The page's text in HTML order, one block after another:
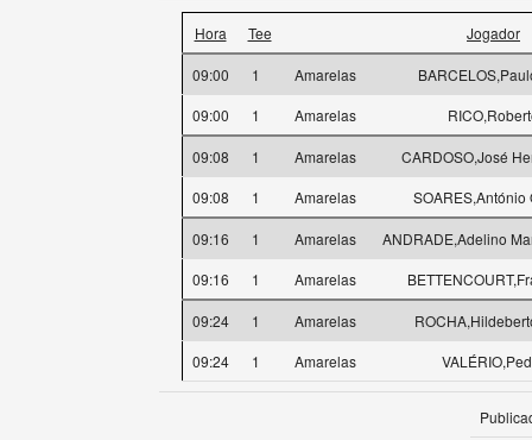
Hora Tee Jogador
09:00 1 Amarelas
09:00
1 Amarelas
09:08 1 Amarelas
CARDOSO,José
09:08
1 Amarelas SOARES,António
09:16 1 Amarelas
ANDRADE,Adelino
09:16
1 Amarelas
09:24 1 Amarelas
09:24
1 Amarelas